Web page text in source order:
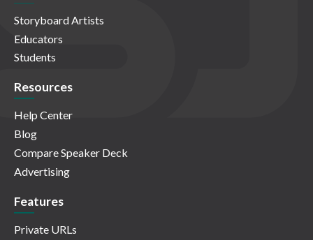
Storyboard Artists
Educators
Students
Resources
Help Center
Blog
Compare Speaker Deck
Advertising
Features
Private URLs